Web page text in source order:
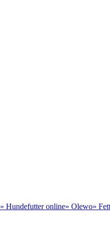
» Hundefutter online» Olewo»